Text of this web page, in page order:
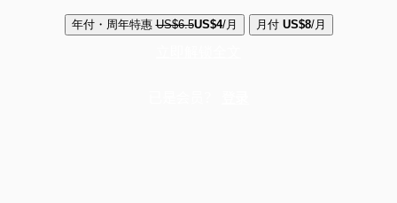
年付・周年特惠 US$6.5US$4/月 月付 US$8/月